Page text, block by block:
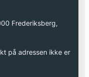
Frederiksberg,
på adressen ikke er